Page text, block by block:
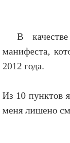
В
манифеста,
2012 года.
Из 10 пунктов
меня лишено